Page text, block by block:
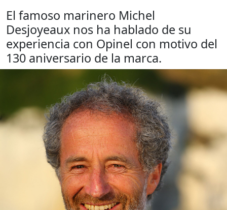
El famoso marinero Michel
Desjoyeaux nos ha hablado de su
experiencia con Opinel con motivo del
130 aniversario de la marca.